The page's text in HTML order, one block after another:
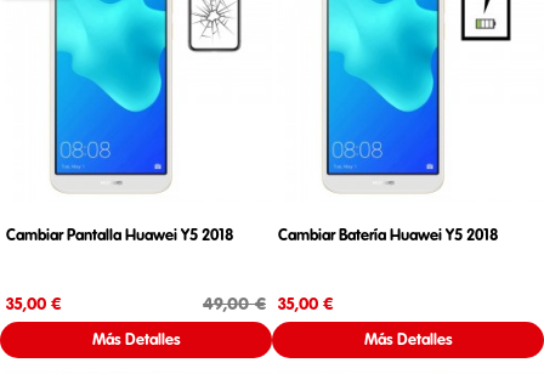
Cambiar Pantalla Huawei Y5 2018
35,00 € Precio base
49,00 €
Más Detalles
Cambiar Batería Huawei Y5 2018
35,00 €
Más Detalles